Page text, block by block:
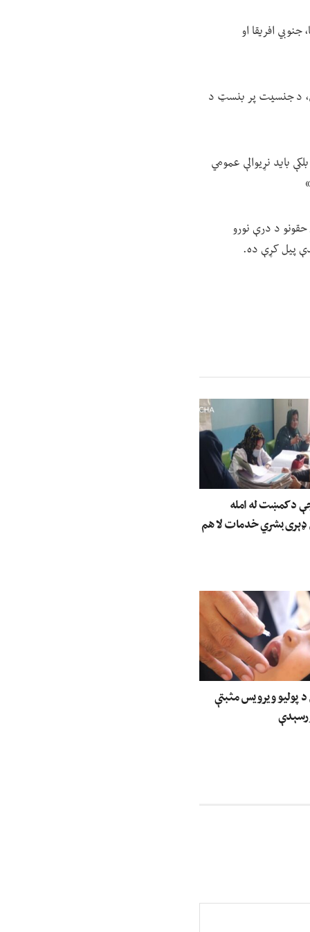
افریقا او
کې، د جنسیت پر بنسټ د
باید نړیوالې عمومي
د درې نورو
پیل کړې ده.
د کمښت له امله
ډېری بشري خدمات لا هم
د پولیو ویرویس مثبتې